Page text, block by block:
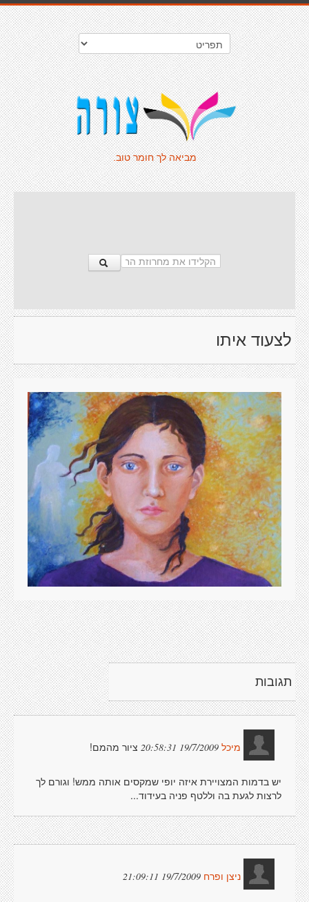
מביאה לך חומר טוב.
לצעוד איתו
תגובות
מיכל 19/7/2009 20:58:31 ציור מהמם!
יש בדמות המצויירת איזה יופי שמקסים אותה ממש! וגורם לך
לרצות לגעת בה וללטף פניה בעידוד...
ניצן ופרח 19/7/2009 21:09:11